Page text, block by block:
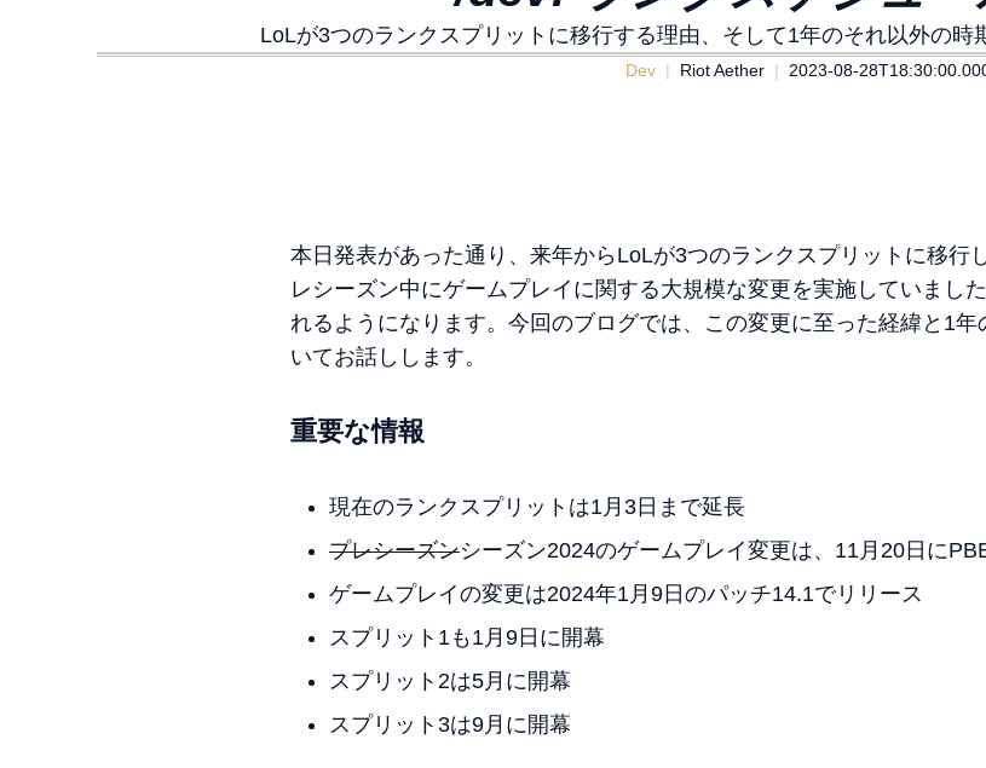
LoLが3つのランクスプリットに移行する理由、そして1年のそれ以外の時
Dev Riot Aether 2023-08-
本日発表があった通り、来年からLoLが3つのランクスプリットに移行
レシーズン中にゲームプレイに関する大規模な変更を実施していまし
れるようになります。今回のブログでは、この変更に至った経緯と1
いてお話しします。
重要な情報
現在のランクスプリットは1月3日まで延長
プレシーズンシーズン2024のゲームプレイ変更は、11月20日に
ゲームプレイの変更は2024年1月9日のパッチ14.1でリリース
スプリット1も1月9日に開幕
スプリット2は5月に開幕
スプリット3は9月に開幕